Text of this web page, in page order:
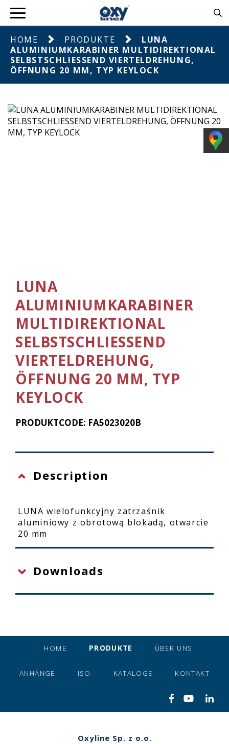
HOME PRODUKTE
LUNA
ALUMINIUMKARABINER MULTIDIREKTIONAL
SELBSTSCHLIESSEND VIERTELDREHUNG,
ÖFFNUNG 20 MM, TYP KEYLOCK
LUNA
ALUMINIUMKARABINER
MULTIDIREKTIONAL
SELBSTSCHLIESSEND
VIERTELDREHUNG,
ÖFFNUNG 20 MM, TYP
KEYLOCK
PRODUKTCODE: FA5023020B
Description
LUNA wielofunkcyjny zatrzaśnik
aluminiowy z obrotową blokadą, otwarcie
20 mm
Downloads
HOME PRODUKTE ÜBER UNS
ANHÄNGE ISO KATALOGE KONTAKT
Oxyline Sp. z o.o.